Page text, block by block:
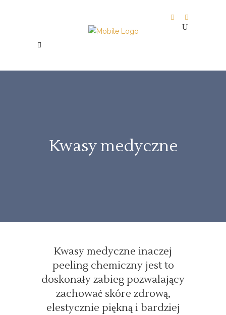
Kwasy medyczne
Kwasy medyczne inaczej
peeling chemiczny jest to
doskonały zabieg pozwalający
zachować skóre zdrową,
elestycznie piękną i bardziej